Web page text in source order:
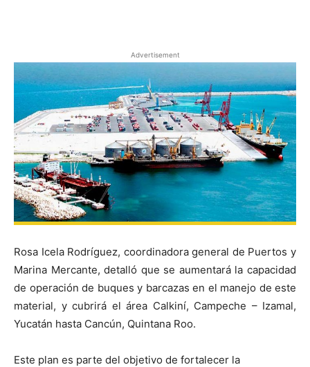
Advertisement
Rosa Icela Rodríguez, coordinadora general de Puertos y
Marina Mercante, detalló que se aumentará la capacidad
de operación de buques y barcazas en el manejo de este
material, y cubrirá el área Calkiní, Campeche – Izamal,
Yucatán hasta Cancún, Quintana Roo.
Este plan es parte del objetivo de fortalecer la